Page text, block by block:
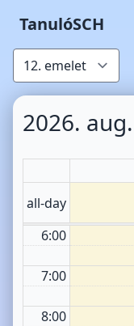
TanulóSCH
2026.
all-day
1:00
2:00
3:00
4:00
5:00
6:00
7:00
8:00